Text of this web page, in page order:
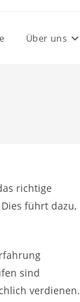
Über uns
richtige
führt dazu,
sind
verdienen.